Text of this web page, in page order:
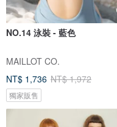
NO.14 泳裝 - 藍色
MAILLOT CO.
NT$ 1,736 NT$ 1,972
獨家販售